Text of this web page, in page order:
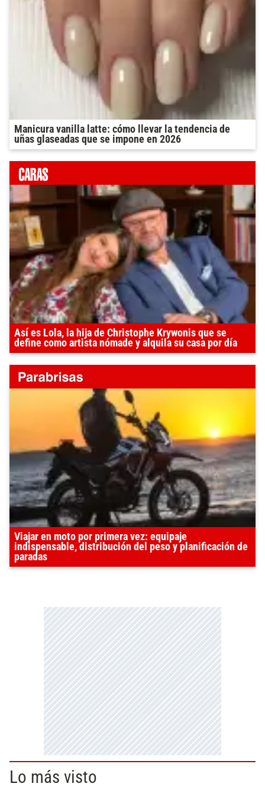
Manicura vanilla latte: cómo llevar la tendencia de
uñas glaseadas que se impone en 2026
Así es Lola, la hija de Christophe Krywonis que se
define como artista nómade y alquila su casa por día
Viajar en moto por primera vez: equipaje
indispensable, distribución del peso y planificación de
paradas
Lo más visto